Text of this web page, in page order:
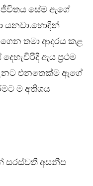
සේම ඇගේ
යනවා.හොඳින්
තමා ආදරය කළ
ඇය ප්‍රථම
එනතෙක්ම ඇගේ
ම අතිශය
සරස්වතී අසනීප